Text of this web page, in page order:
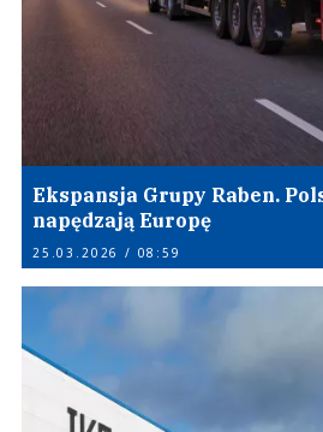
Ekspansja Grupy Raben.
napędzają Europę
25.03.2026 / 08:59